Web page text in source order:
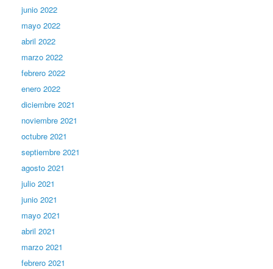
junio 2022
mayo 2022
abril 2022
marzo 2022
febrero 2022
enero 2022
diciembre 2021
noviembre 2021
octubre 2021
septiembre 2021
agosto 2021
julio 2021
junio 2021
mayo 2021
abril 2021
marzo 2021
febrero 2021